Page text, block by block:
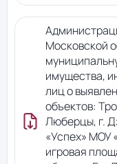
Московской
имущества,
лиц о
объектов:
Люберцы, г.
«Успех» МОУ
игровая